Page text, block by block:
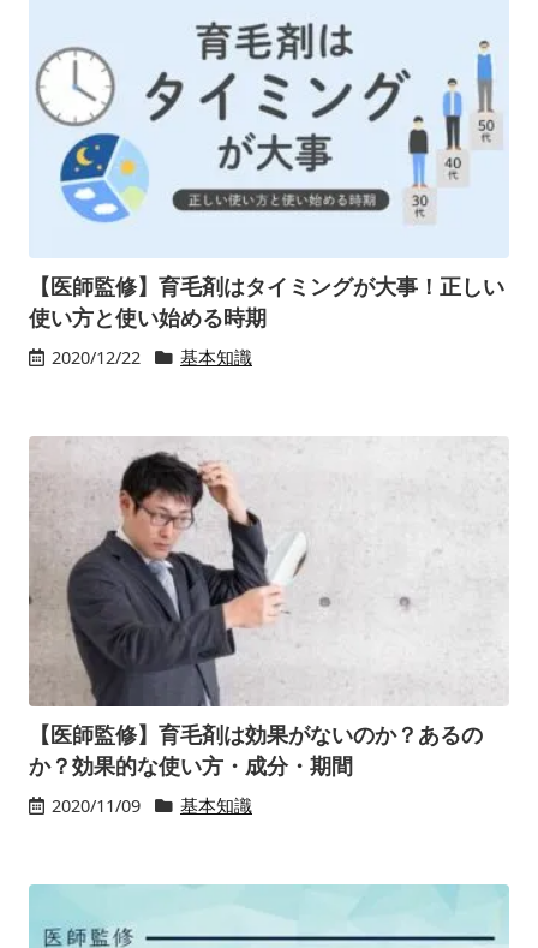
【医師監修】育毛剤はタイミングが大事！正しい
使い方と使い始める時期
2020/12/22 基本知識
【医師監修】育毛剤は効果がないのか？あるの
か？効果的な使い方・成分・期間
2020/11/09 基本知識